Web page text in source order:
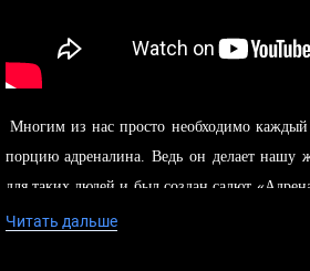
Многим из нас просто необходимо
порцию адреналина. Ведь он делает нашу
для таких людей и был создан салют
себе просто огромную дозу этого
Читать дальше